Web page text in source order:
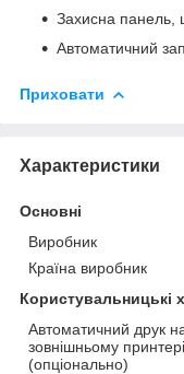
Захисна панель,
Автоматичний
Приховати
Характеристики
Основні
Виробник
Країна виробник
Користувальницькі
Автоматичний друк
зовнішньому принтері
(опціонально)